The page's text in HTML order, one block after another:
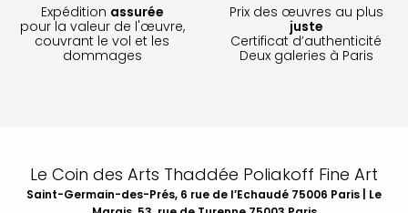
Expédition assurée
pour la valeur de l'œuvre,
couvrant le vol et les
dommages
Prix des œuvres au plus
juste
Certificat d’authenticité
Deux galeries à Paris
Le Coin des Arts Thaddée Poliakoff Fine Art
Saint-Germain-des-Prés, 6 rue de l’Echaudé 75006 Paris | Le